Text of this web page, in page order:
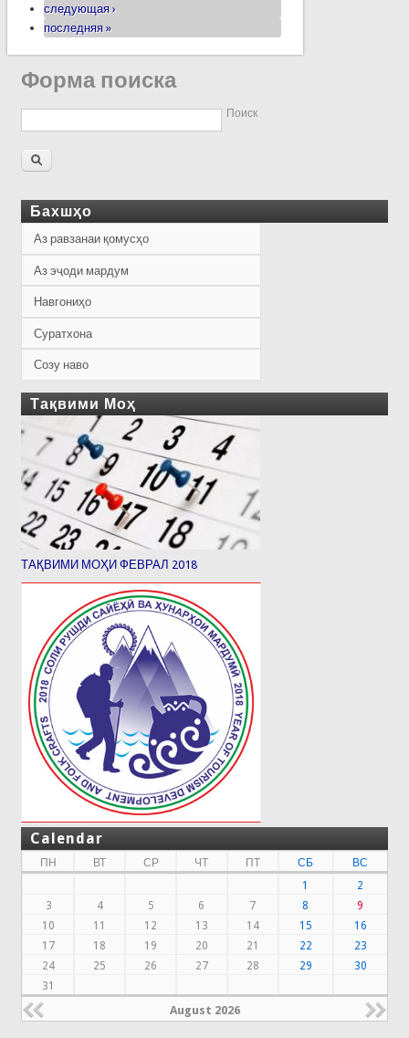
следующая ›
последняя »
Форма поиска
Поиск
Бахшҳо
Аз равзанаи қомусҳо
Аз эҷоди мардум
Навгониҳо
Суратхона
Созу наво
Тақвими Моҳ
ТАҚВИМИ МОҲИ ФЕВРАЛ 2018
Calendar
ПН ВТ СР ЧТ ПТ СБ
ВС
1
2
3
4 5 6 7 8
9
10
11 12 13 14 15
16
17
18 19 20 21 22
23
24
25 26 27 28 29
30
31
August 2026